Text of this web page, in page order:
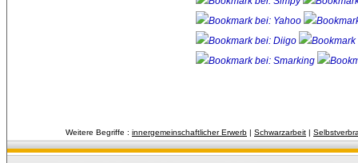
Weitere Begriffe : innergemeinschaftlicher Erwerb | Schwarzarbeit |